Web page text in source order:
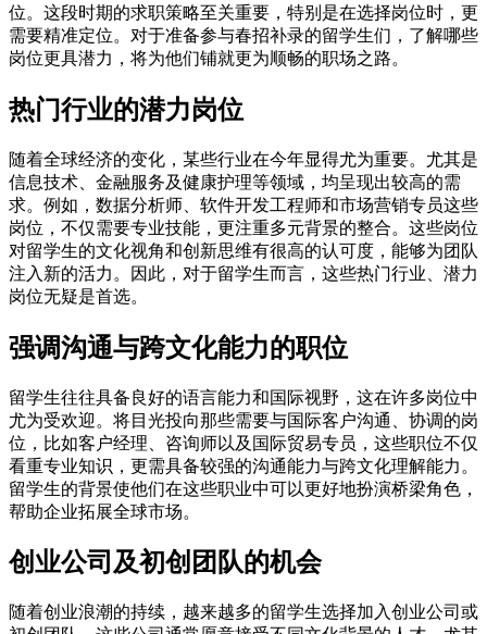
位。这段时期的求职策略至关重要，特别是在选择岗位时，更
需要精准定位。对于准备参与春招补录的留学生们，了解哪些
岗位更具潜力，将为他们铺就更为顺畅的职场之路。
热门行业的潜力岗位
随着全球经济的变化，某些行业在今年显得尤为重要。尤其是
信息技术、金融服务及健康护理等领域，均呈现出较高的需
求。例如，数据分析师、软件开发工程师和市场营销专员这些
岗位，不仅需要专业技能，更注重多元背景的整合。这些岗位
对留学生的文化视角和创新思维有很高的认可度，能够为团队
注入新的活力。因此，对于留学生而言，这些热门行业、潜力
岗位无疑是首选。
强调沟通与跨文化能力的职位
留学生往往具备良好的语言能力和国际视野，这在许多岗位中
尤为受欢迎。将目光投向那些需要与国际客户沟通、协调的岗
位，比如客户经理、咨询师以及国际贸易专员，这些职位不仅
看重专业知识，更需具备较强的沟通能力与跨文化理解能力。
留学生的背景使他们在这些职业中可以更好地扮演桥梁角色，
帮助企业拓展全球市场。
创业公司及初创团队的机会
随着创业浪潮的持续，越来越多的留学生选择加入创业公司或